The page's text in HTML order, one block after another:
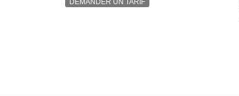
DEMANDER UN TARIF